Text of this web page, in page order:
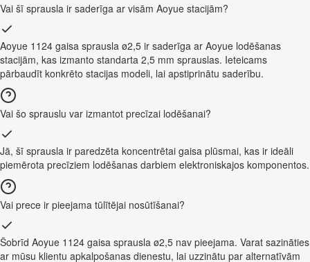
Vai šī sprausla ir saderīga ar visām Aoyue stacijām?
Aoyue 1124 gaisa sprausla ø2,5 ir saderīga ar Aoyue lodēšanas
stacijām, kas izmanto standarta 2,5 mm sprauslas. Ieteicams
pārbaudīt konkrēto stacijas modeli, lai apstiprinātu saderību.
Vai šo sprauslu var izmantot precīzai lodēšanai?
Jā, šī sprausla ir paredzēta koncentrētai gaisa plūsmai, kas ir ideāli
piemērota precīziem lodēšanas darbiem elektroniskajos komponentos.
Vai prece ir pieejama tūlītējai nosūtīšanai?
Šobrīd Aoyue 1124 gaisa sprausla ø2,5 nav pieejama. Varat sazināties
ar mūsu klientu apkalpošanas dienestu, lai uzzinātu par alternatīvām